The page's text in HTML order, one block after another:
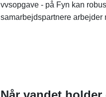
vvsopgave - på Fyn kan
samarbejdspartnere arbejder